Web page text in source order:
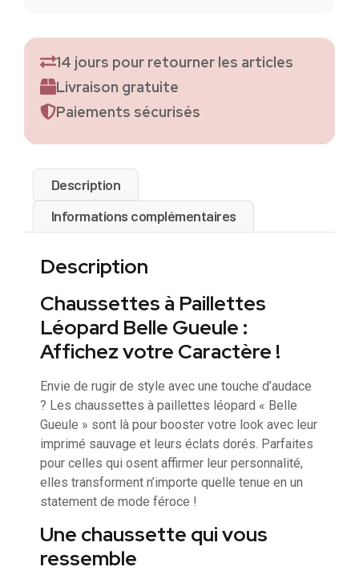
14 jours pour retourner les articles
Livraison gratuite
Paiements sécurisés
Description
Informations complémentaires
Description
Chaussettes à Paillettes
Léopard Belle Gueule :
Affichez votre Caractère !
Envie de rugir de style avec une touche d’audace
? Les chaussettes à paillettes léopard « Belle
Gueule » sont là pour booster votre look avec leur
imprimé sauvage et leurs éclats dorés. Parfaites
pour celles qui osent affirmer leur personnalité,
elles transforment n’importe quelle tenue en un
statement de mode féroce !
Une chaussette qui vous
ressemble